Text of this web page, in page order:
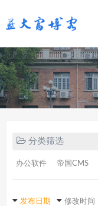
分类筛选
办公软件 帝国CMS
发布日期 修改时间